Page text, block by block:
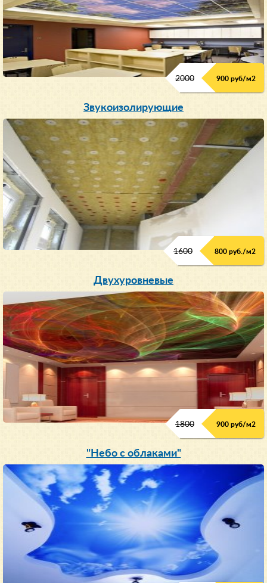
2000 900 руб/м2
Звукоизолирующие
1600 800 руб./м2
Двухуровневые
1800 900 руб/м2
"Небо с облаками"